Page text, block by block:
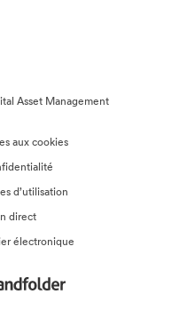
Asset Management
aux cookies
d’utilisation
direct
électronique